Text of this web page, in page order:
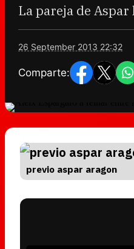
La pareja de
26 September 2013 22:32
Comparte:
previo aspar aragon